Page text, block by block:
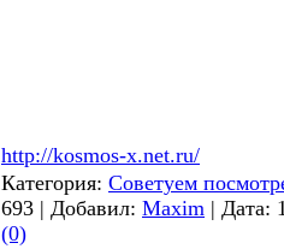
http://kosmos-x.net.ru/
Категория: Советуем
693 | Добавил: Maxim | Дата:
(0)